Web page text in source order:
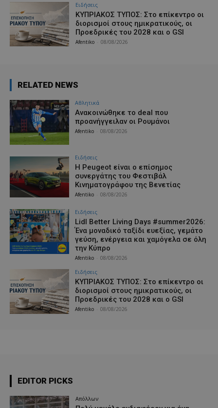
Ειδήσεις
ΚΥΠΡΙΑΚΟΣ ΤΥΠΟΣ: Στο επίκεντρο οι
διορισμοί στους ημικρατικούς, οι
Προεδρικές του 2028 και ο GSI
Afentiko 08/08/2026
RELATED NEWS
Αθλητικά
Aνακοινώθηκε το deal που
προανήγγειλαν οι Ρουμάνοι
Afentiko 08/08/2026
Ειδήσεις
Η Peugeot είναι ο επίσημος
συνεργάτης του Φεστιβάλ
Κινηματογράφου της Βενετίας
Afentiko 08/08/2026
Ειδήσεις
Lidl Better Living Days #summer2026:
Ένα μοναδικό ταξίδι ευεξίας, γεμάτο
γεύση, ενέργεια και χαμόγελα σε όλη
την Κύπρο
Afentiko 08/08/2026
Ειδήσεις
ΚΥΠΡΙΑΚΟΣ ΤΥΠΟΣ: Στο επίκεντρο οι
διορισμοί στους ημικρατικούς, οι
Προεδρικές του 2028 και ο GSI
Afentiko 08/08/2026
EDITOR PICKS
Απόλλων